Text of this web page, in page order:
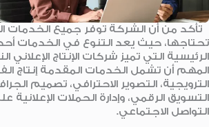
تأكد من أن الشركة توفر جميع الخدمات
تحتاجها، حيث يعد التنوع في الخدمات
الرئيسية التي تميز شركات الإنتاج الإعلاني
المهم أن تشمل الخدمات المقدمة إنتاج
الترويجية، التصوير الاحترافي، تصميم
التسويق الرقمي، وإدارة الحملات الإعلانية
التواصل الاجتماعي.